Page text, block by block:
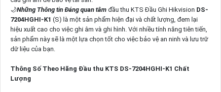
🌙Những Thông tin Đáng quan tâmđầu thu KTS Đầu Ghi Hikvision DS-
7204HGHI-K1 (S) là một sản phẩm hiện đại và chất lượng, đem lại
hiệu xuất cao cho việc ghi âm và ghi hình. Với nhiều tính năng tiên tiến,
sản phẩm này sẽ là một lựa chọn tốt cho việc bảo vệ an ninh và lưu trữ
dữ liệu của bạn.
Thông Số Theo Hãng Đầu thu KTS DS-7204HGHI-K1 Chất
Lượng